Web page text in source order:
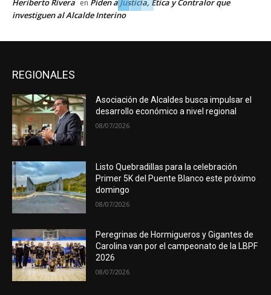
Heriberto Rivera en Piden a Justicia, Ética y Contralor que
investiguen al Alcalde Interino
REGIONALES
Asociación de Alcaldes busca impulsar el
desarrollo económico a nivel regional
08/07/2026
Listo Quebradillas para la celebración
Primer 5K del Puente Blanco este próximo
domingo
08/07/2026
Peregrinas de Hormigueros y Gigantes de
Carolina van por el campeonato de la LBPF
2026
08/07/2026